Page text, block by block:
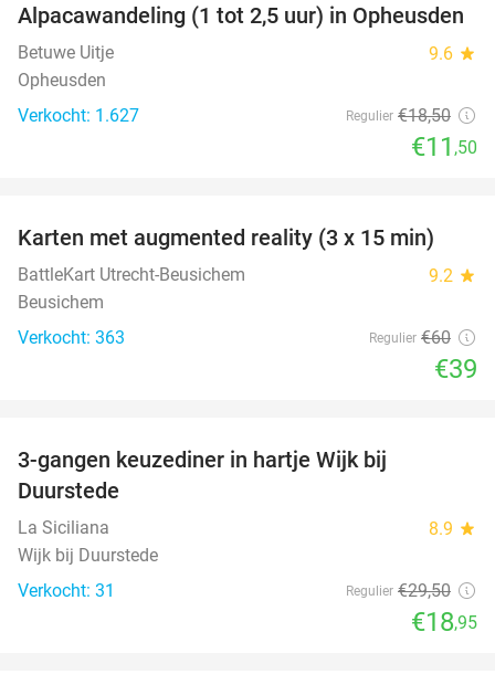
38%
Alpacawandeling (1 tot 2,5 uur) in Opheusden
Betuwe Uitje 9.6 star
Opheusden
Verkocht: 1.627
Regulier €18,50
€11 ,50
35%
Karten met augmented reality (3 x 15 min)
BattleKart Utrecht-Beusichem 9.2 star
Beusichem
Verkocht: 363
Regulier €60
€39
3-gangen keuzediner in hartje Wijk bij
Duurstede
La Siciliana 8.9 star
Wijk bij Duurstede
Verkocht: 31
Regulier €29,50
€18,95